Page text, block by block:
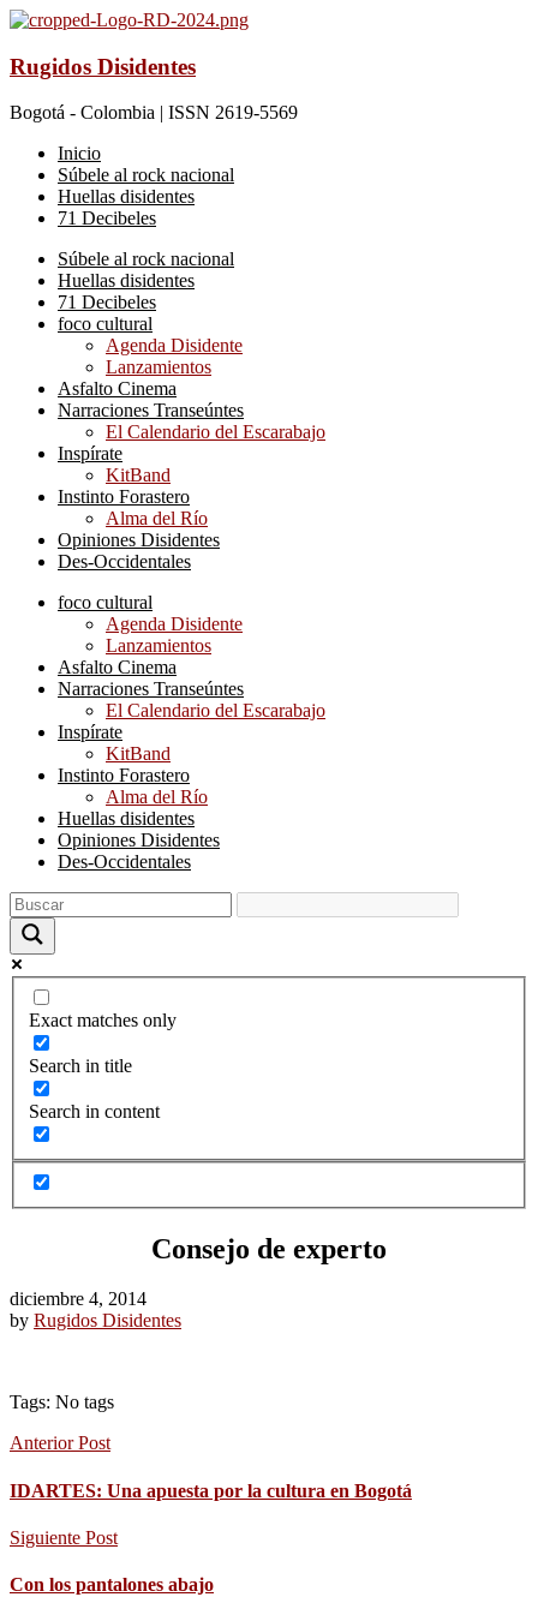
Rugidos Disidentes
Bogotá - Colombia | ISSN 2619-5569
Inicio
Súbele al rock nacional
Huellas disidentes
71 Decibeles
Súbele al rock nacional
Huellas disidentes
71 Decibeles
foco cultural
Agenda Disidente
Lanzamientos
Asfalto Cinema
Narraciones Transeúntes
El Calendario del Escarabajo
Inspírate
KitBand
Instinto Forastero
Alma del Río
Opiniones Disidentes
Des-Occidentales
foco cultural
Agenda Disidente
Lanzamientos
Asfalto Cinema
Narraciones Transeúntes
El Calendario del Escarabajo
Inspírate
KitBand
Instinto Forastero
Alma del Río
Huellas disidentes
Opiniones Disidentes
Des-Occidentales
Exact matches only
Search in title
Search in content
Consejo de experto
diciembre 4, 2014
by Rugidos Disidentes
Tags: No tags
Anterior Post
IDARTES: Una apuesta por la cultura en Bogotá
Siguiente Post
Con los pantalones abajo